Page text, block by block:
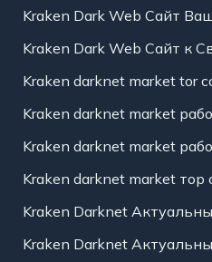
Kraken Dark Web Сайт
Kraken Dark Web Сайт к
Kraken darknet market tor
Kraken darknet market
Kraken darknet market
Kraken darknet market тор
Kraken Darknet
Kraken Darknet